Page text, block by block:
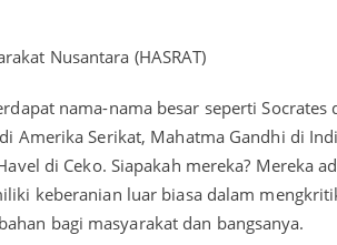
Nusantara (HASRAT)
nama-nama besar seperti Socrates
Amerika Serikat, Mahatma Gandhi di
di Ceko. Siapakah mereka? Mereka
keberanian luar biasa dalam
bagi masyarakat dan bangsanya.